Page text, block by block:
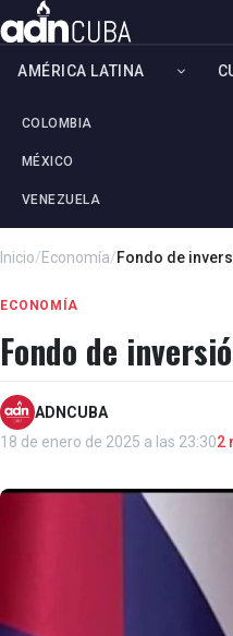
AMÉRICA LATINA
COLOMBIA
MÉXICO
VENEZUELA
Inicio/Economía/Fondo de
ECONOMÍA
Fondo de
ADNCUBA
18 de enero de 2025 a las 23:302